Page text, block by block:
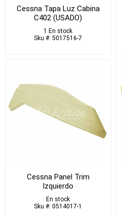
Cessna Tapa Luz Cabina
C402 (USADO)
1 En stock
Sku #: 5017516-7
Cessna Panel Trim
Izquierdo
En stock
Sku #: 0514017-1